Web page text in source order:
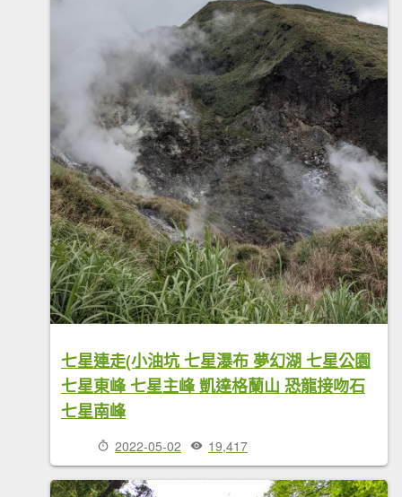
七星連走(小油坑 七星瀑布 夢幻湖 七星公園
七星東峰 七星主峰 凱達格蘭山 恐龍接吻石
七星南峰
2022-05-02 19,417